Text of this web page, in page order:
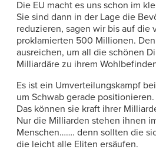
Die EU macht es uns schon im
Sie sind dann in der Lage die
reduzieren, sagen wir bis auf die
proklamierten 500 Millionen.
ausreichen, um all die schönen
Milliardäre zu ihrem
Es ist ein Umverteilungskampf
um Schwab gerade positionieren.
Das können sie kraft ihrer
Nur die Milliarden stehen ihnen
Menschen……. denn sollten die
die leicht alle Eliten ersäufen.